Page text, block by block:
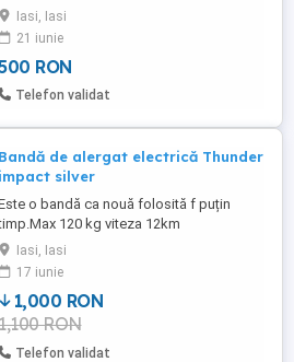
slăbești, să faci cardio sau să te menții în
formă fără abonament la sală? Vând
bicicletă fitness pentru antrenamente
în stare bună și perfect funcțională.
pentru apartament, casă, începători
Iasi, Iasi
21 iunie
RON
Telefon validat
Bandă de alergat electrică Thunder
impact silver
o bandă ca nouă folosită f puțin
120 kg viteza 12km
ora.Silențioasă nici nu se aude ușor de
manipulat și depozitat Nu are 15-20ore de
funcționare Ptr alte specificații vă rog
intrați pe eMag și găsiți toate detaliile
Pentru livrare nu am cum să vă
prin curier numai de la ...
Iasi, Iasi
17 iunie
1,000 RON
RON
Telefon validat